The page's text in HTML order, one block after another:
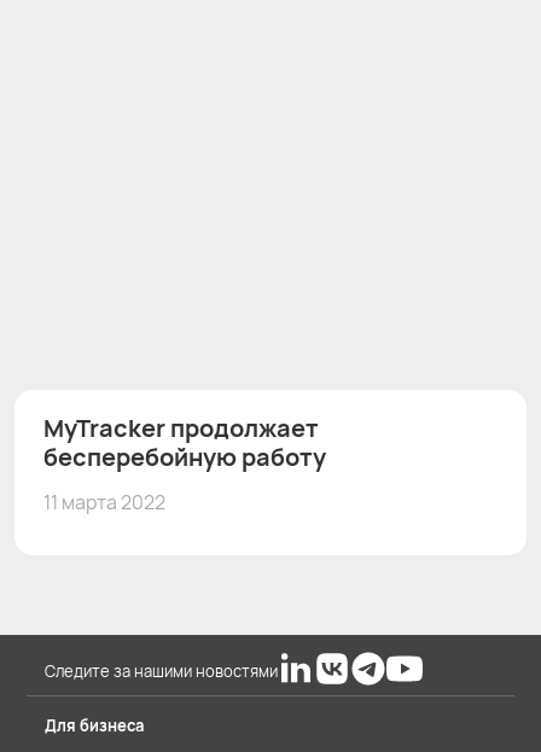
MyTracker продолжает
бесперебойную работу
11 марта 2022
Следите за нашими новостями
Для бизнеса